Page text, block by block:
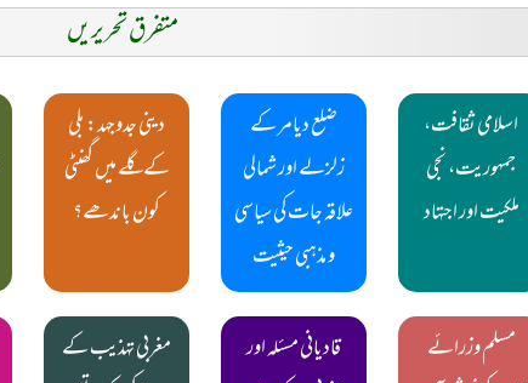
متفرق تحریریں
اسلامی ثقافت،
جمہوریت، نجی
ملکیت اور اجتہاد
ضلع دیامر کے
زلزلے اور شمالی
علاقہ جات کی سیاسی
و مذہبی حیثیت
دینی جدوجہد: بلی
کے گلے میں گھنٹی
کون باندھے؟
مسلم وزرائے
قادیانی مسئلہ اور
مغربی تہذیب کے